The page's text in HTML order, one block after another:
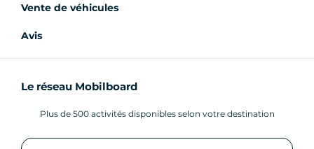
Vente de véhicules
Avis
Le réseau Mobilboard
Plus de 500 activités disponibles selon votre destination